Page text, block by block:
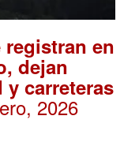
en
dejan
carreteras
2026